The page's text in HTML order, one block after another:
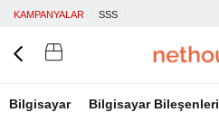
KAMPANYALAR SSS
Bilgisayar Bilgisayar Bileşenleri